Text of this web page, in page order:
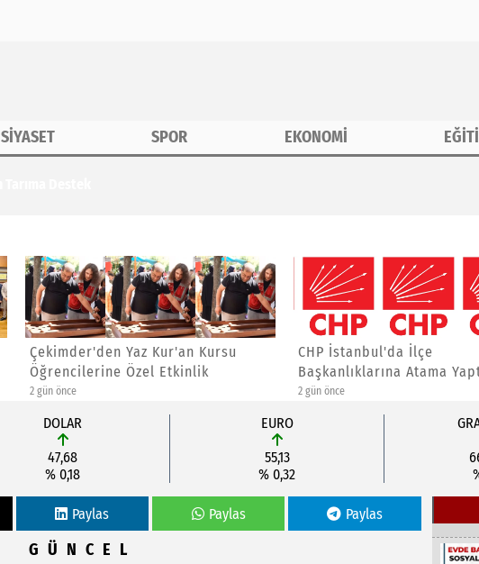
SİYASET SPOR EKONOMİ
Çekimder'den Yaz Kur'an Kursu
Öğrencilerine Özel Etkinlik
2 gün önce
CHP İstanbul'da İlçe
Başkanlıklarına Atama Yaptı
2 gün önce
DOLAR
47,68
% 0,18
EURO
55,13
% 0,32
Paylas Paylas Paylas
GÜNCEL